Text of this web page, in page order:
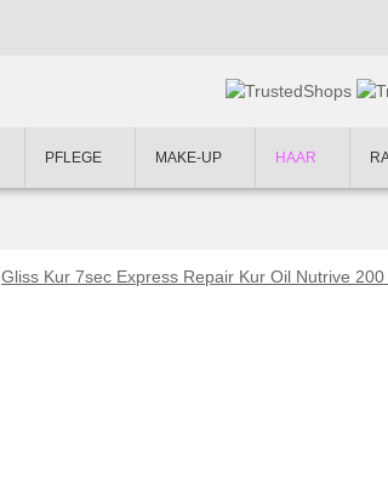
PFLEGE MAKE-UP HAAR
Gliss Kur 7sec Express Repair Kur Oil Nutrive 200